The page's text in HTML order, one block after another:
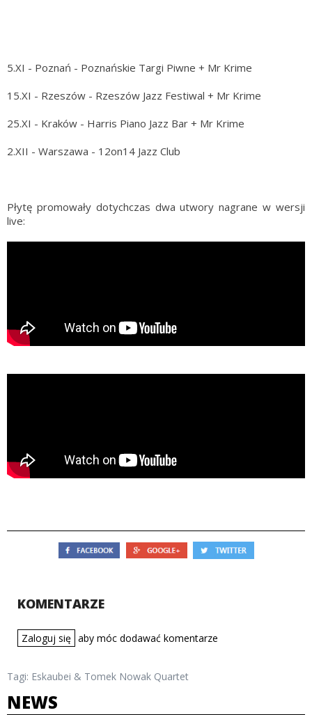
5.XI - Poznań - Poznańskie Targi Piwne + Mr Krime
15.XI - Rzeszów - Rzeszów Jazz Festiwal + Mr Krime
25.XI - Kraków - Harris Piano Jazz Bar + Mr Krime
2.XII - Warszawa - 12on14 Jazz Club
Płytę promowały dotychczas dwa utwory nagrane w wersji
live:
KOMENTARZE
Zaloguj się aby móc dodawać komentarze
Tagi: Eskaubei & Tomek Nowak Quartet
NEWS